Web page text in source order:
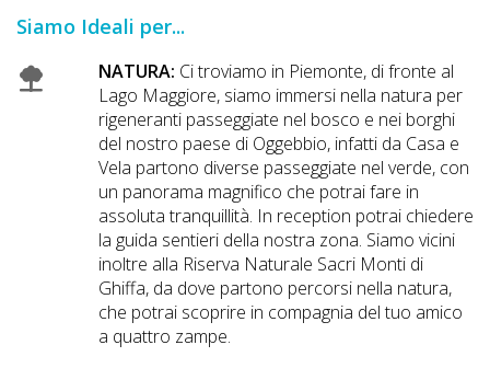
Siamo Ideali per...
NATURA: Ci troviamo in Piemonte, di fronte al
Lago Maggiore, siamo immersi nella natura per
rigeneranti passeggiate nel bosco e nei borghi
del nostro paese di Oggebbio, infatti da Casa e
Vela partono diverse passeggiate nel verde, con
un panorama magnifico che potrai fare in
assoluta tranquillità. In reception potrai chiedere
la guida sentieri della nostra zona. Siamo vicini
inoltre alla Riserva Naturale Sacri Monti di
Ghiffa, da dove partono percorsi nella natura,
che potrai scoprire in compagnia del tuo amico
a quattro zampe.